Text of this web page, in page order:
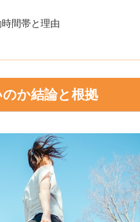
間帯と理由
か結論と根拠